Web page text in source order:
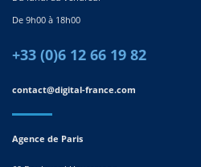
De 9h00 à 18h00
+33 (0)6 12 66 19 82
contact@digital-france.com
Agence de Paris